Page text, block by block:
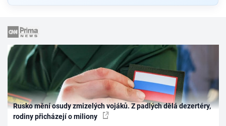
Rusko mění osudy zmizelých vojáků. Z padlých dělá dezertéry,
rodiny přicházejí o miliony